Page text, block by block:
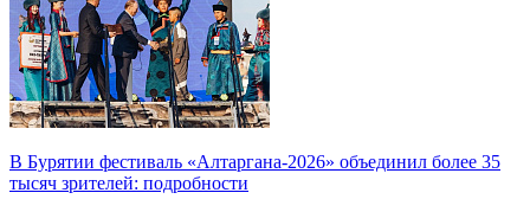
В Бурятии фестиваль «Алтаргана-2026» объединил более 35
тысяч зрителей: подробности